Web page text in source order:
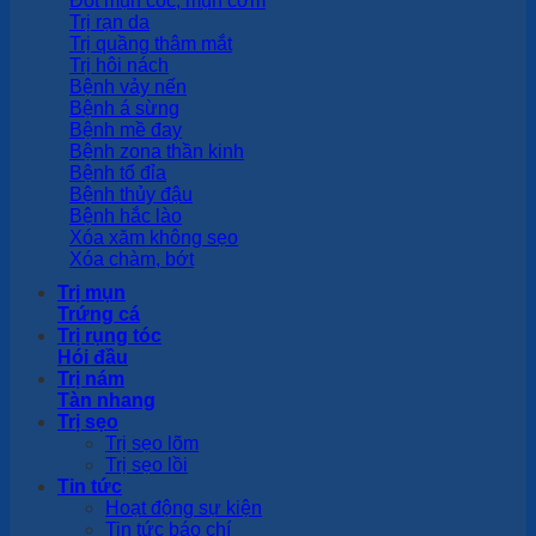
Trị rạn da
Trị quầng thâm mắt
Trị hôi nách
Bệnh vảy nến
Bệnh á sừng
Bệnh mề đay
Bệnh zona thần kinh
Bệnh tổ đỉa
Bệnh thủy đậu
Bệnh hắc lào
Xóa xăm không sẹo
Xóa chàm, bớt
Trị mụn
Trứng cá
Trị rụng tóc
Hói đầu
Trị nám
Tàn nhang
Trị sẹo
Trị sẹo lõm
Trị sẹo lồi
Tin tức
Hoạt động sự kiện